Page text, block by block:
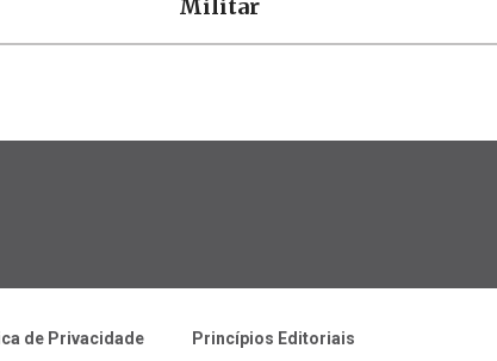
Militar
de Privacidade Princípios Editoriais